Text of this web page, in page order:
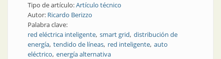
Tipo de artículo:Artículo técnico
Autor: Ricardo Berizzo
Palabra clave:
red eléctrica inteligente smart grid distribución de
energía tendido de líneas red inteligente auto
eléctrico energía alternativa